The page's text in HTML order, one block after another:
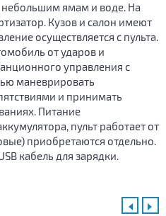
небольшим ямам и воде. На
Кузов и салон имеют
осуществляется с пульта.
от ударов и
управления с
маневрировать
и принимать
Питание
пульт работает от
приобретаются отдельно.
кабель для зарядки.